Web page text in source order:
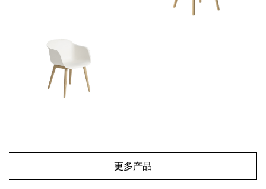
更多产品